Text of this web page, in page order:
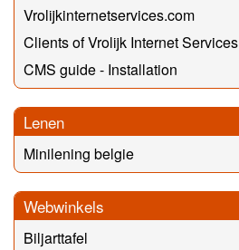
Vrolijkinternetservices.com
Clients of Vrolijk Internet Services
CMS guide - Installation
Lenen
Minilening belgie
Webwinkels
Biljarttafel